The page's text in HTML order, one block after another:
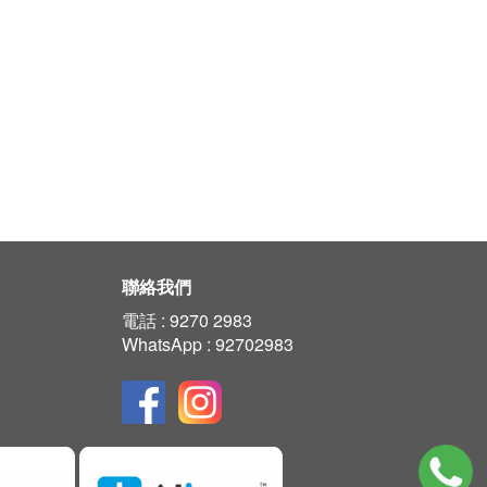
聯絡我們
電話 : 9270 2983
WhatsApp : 92702983